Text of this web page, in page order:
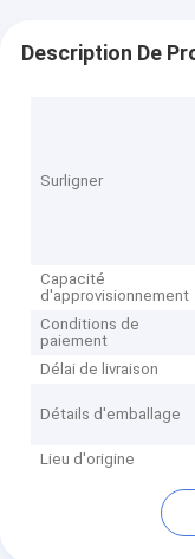
Description De
Surligner
Capacité
d'approvisionnement
Conditions de
paiement
Délai de livraison
Détails d'emballage
Lieu d'origine